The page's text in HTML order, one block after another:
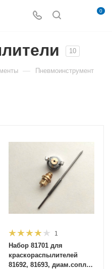
0
10
— Пневмоинструмент
1
Набор 81701 для
краскораспылителей
81692, 81693, диам.сопла